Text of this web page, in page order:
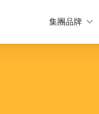
集團品牌